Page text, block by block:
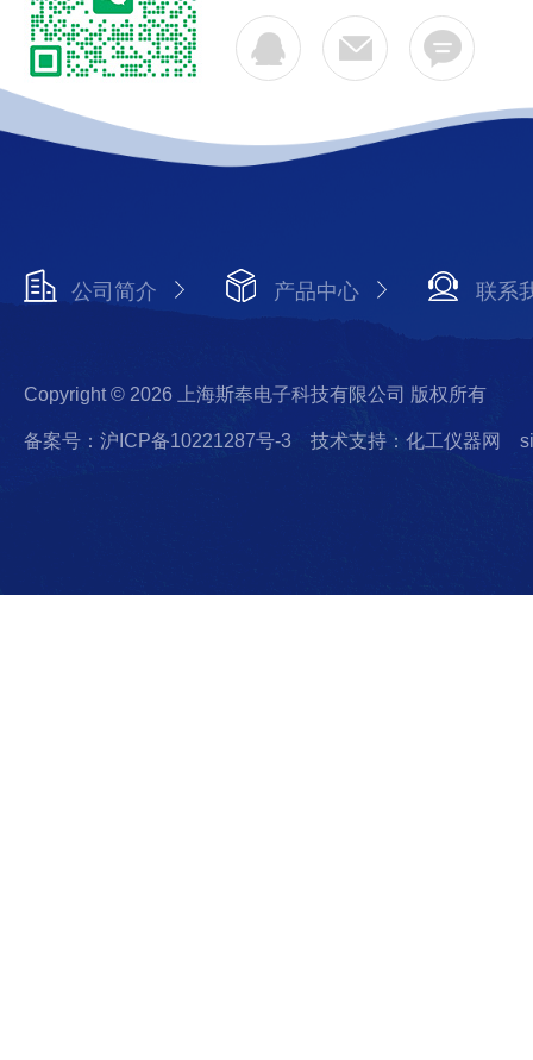
公司简介 产品中心 联系
Copyright © 2026 上海斯奉电子科技有限公司 版权所有
备案号：沪ICP备10221287号-3 技术支持：化工仪器网